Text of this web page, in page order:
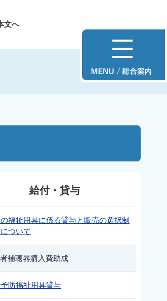
文へ
給付・貸与
福祉用具に係る貸与と販売の選択制
ついて
補聴器購入費助成
防福祉用具貸与